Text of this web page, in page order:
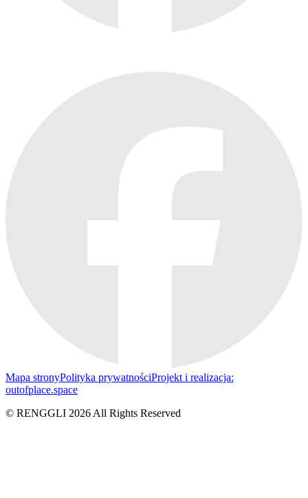
Mapa stronyPolityka prywatnościProjekt i realizacja:
outofplace.space
© RENGGLI 2026 All Rights Reserved